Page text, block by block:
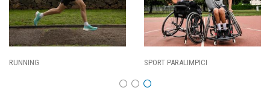
SPORT PARALIMPICI